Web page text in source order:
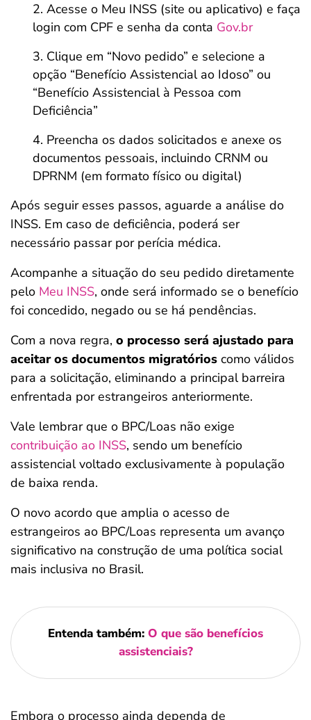
Acesse o Meu INSS (site ou aplicativo) e faça
login com CPF e senha da conta Gov.br
Clique em “Novo pedido” e selecione a
opção “Benefício Assistencial ao Idoso” ou
“Benefício Assistencial à Pessoa com
Deficiência”
Preencha os dados solicitados e anexe os
documentos pessoais, incluindo CRNM ou
DPRNM (em formato físico ou digital)
Após seguir esses passos, aguarde a análise do
INSS. Em caso de deficiência, poderá ser
necessário passar por perícia médica.
Acompanhe a situação do seu pedido diretamente
pelo Meu INSS, onde será informado se o benefício
foi concedido, negado ou se há pendências.
Com a nova regra, o processo será ajustado para
aceitar os documentos migratórios como válidos
para a solicitação, eliminando a principal barreira
enfrentada por estrangeiros anteriormente.
Vale lembrar que o BPC/Loas não exige
contribuição ao INSS, sendo um benefício
assistencial voltado exclusivamente à população
de baixa renda.
O novo acordo que amplia o acesso de
estrangeiros ao BPC/Loas representa um avanço
significativo na construção de uma política social
mais inclusiva no Brasil.
Entenda também: O que são benefícios
assistenciais?
Embora o processo ainda dependa de